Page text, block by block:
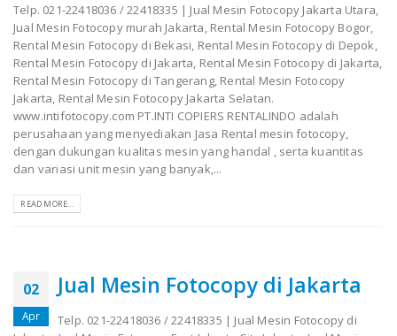
Telp. 021-22418036 / 22418335 | Jual Mesin Fotocopy Jakarta Utara,
Jual Mesin Fotocopy murah Jakarta, Rental Mesin Fotocopy Bogor,
Rental Mesin Fotocopy di Bekasi, Rental Mesin Fotocopy di Depok,
Rental Mesin Fotocopy di Jakarta, Rental Mesin Fotocopy di Jakarta,
Rental Mesin Fotocopy di Tangerang, Rental Mesin Fotocopy
Jakarta, Rental Mesin Fotocopy Jakarta Selatan.
www.intifotocopy.com PT.INTI COPIERS RENTALINDO adalah
perusahaan yang menyediakan Jasa Rental mesin fotocopy,
dengan dukungan kualitas mesin yang handal , serta kuantitas
dan variasi unit mesin yang banyak,...
READ MORE...
02
Apr
Jual Mesin Fotocopy di Jakarta
Telp. 021-22418036 / 22418335 | Jual Mesin Fotocopy di